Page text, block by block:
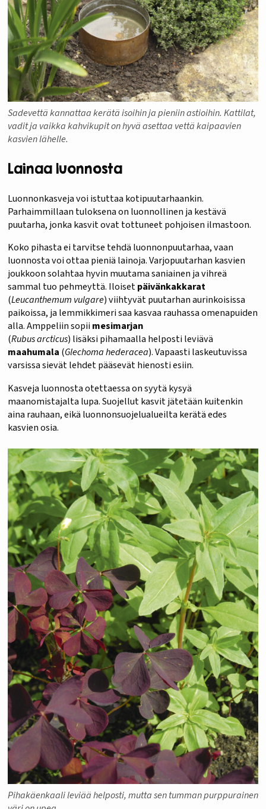
Sadevettä kannattaa kerätä isoihin ja pieniin astioihin. Kattilat,
vadit ja vaikka kahvikupit on hyvä asettaa vettä kaipaavien
kasvien lähelle.
Lainaa luonnosta
Luonnonkasveja voi istuttaa kotipuutarhaankin.
Parhaimmillaan tuloksena on luonnollinen ja kestävä
puutarha, jonka kasvit ovat tottuneet pohjoisen ilmastoon.
Koko pihasta ei tarvitse tehdä luonnonpuutarhaa, vaan
luonnosta voi ottaa pieniä lainoja. Varjopuutarhan kasvien
joukkoon solahtaa hyvin muutama saniainen ja vihreä
sammal tuo pehmeyttä. Iloisetpäivänkakkarat
(Leucanthemum vulgare) viihtyvät puutarhan aurinkoisissa
paikoissa, ja lemmikkimeri saa kasvaa rauhassa omenapuiden
alla. Amppeliin sopii mesimarjan
(Rubus arcticus) lisäksi pihamaalla helposti leviävä
maahumala (Glechoma hederacea). Vapaasti laskeutuvissa
varsissa sievät lehdet pääsevät hienosti esiin.
Kasveja luonnosta otettaessa on syytä kysyä
maanomistajalta lupa. Suojellut kasvit jätetään kuitenkin
aina rauhaan, eikä luonnonsuojelualueilta kerätä edes
kasvien osia.
Pihakäenkaali leviää helposti, mutta sen tumman purppurainen